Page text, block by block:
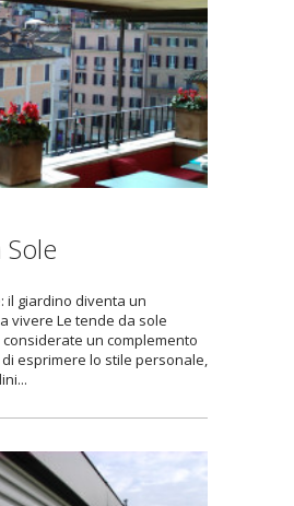
il giardino diventa un
vivere Le tende da sole
un complemento
di esprimere lo stile personale,